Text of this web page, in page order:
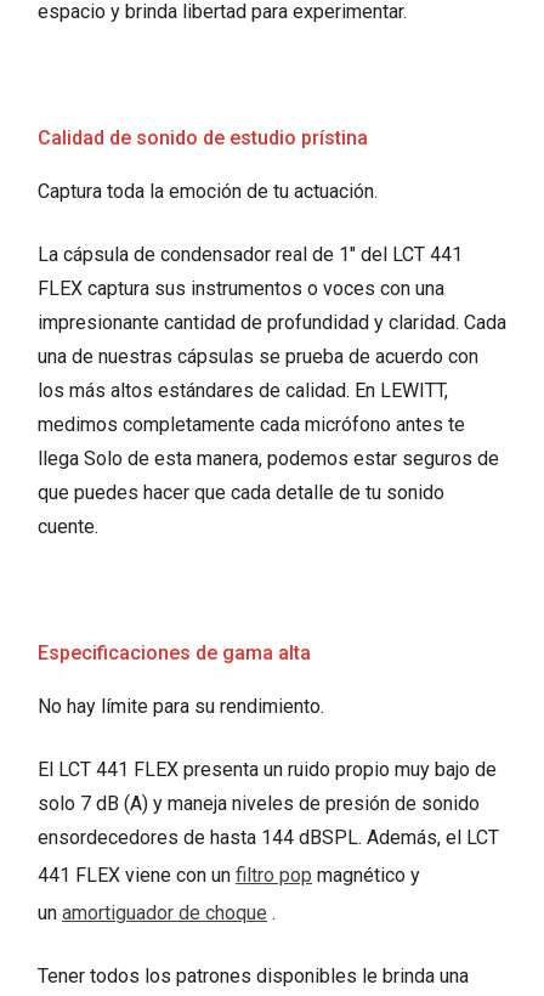
espacio y brinda libertad para experimentar.
Calidad de sonido de estudio prístina
Captura toda la emoción de tu actuación.
La cápsula de condensador real de 1″ del LCT 441
FLEX captura sus instrumentos o voces con una
impresionante cantidad de profundidad y claridad. Cada
una de nuestras cápsulas se prueba de acuerdo con
los más altos estándares de calidad. En LEWITT,
medimos completamente cada micrófono antes te
llega Solo de esta manera, podemos estar seguros de
que puedes hacer que cada detalle de tu sonido
cuente.
Especificaciones de gama alta
No hay límite para su rendimiento.
El LCT 441 FLEX presenta un ruido propio muy bajo de
solo 7 dB (A) y maneja niveles de presión de sonido
ensordecedores de hasta 144 dBSPL. Además, el LCT
441 FLEX viene con un filtro pop magnético y
un amortiguador de choque .
Tener todos los patrones disponibles le brinda una